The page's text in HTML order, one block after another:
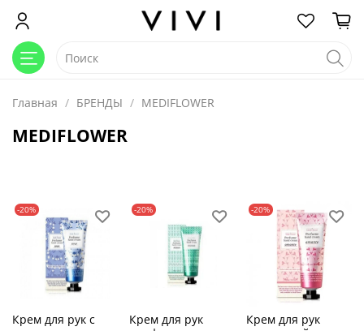
Главная БРЕНДЫ MEDIFLOWER
MEDIFLOWER
-20%
Крем для рук с
-20%
Крем для рук
-20%
Крем для рук